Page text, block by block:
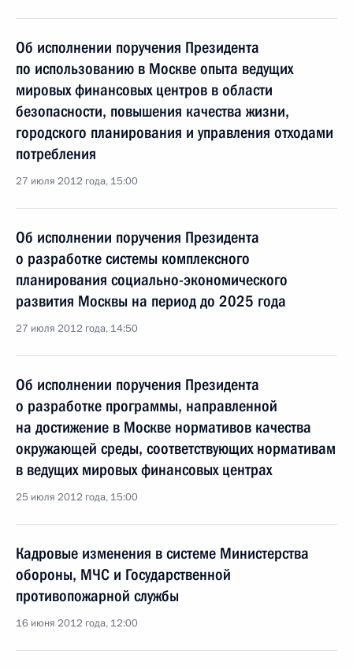
Об исполнении поручения Президента
по использованию в Москве опыта ведущих
мировых финансовых центров в области
безопасности, повышения качества жизни,
городского планирования и управления отходами
потребления
27 июля 2012 года, 15:00
Об исполнении поручения Президента
о разработке системы комплексного
планирования социально-экономического
развития Москвы на период до 2025 года
27 июля 2012 года, 14:50
Об исполнении поручения Президента
о разработке программы, направленной
на достижение в Москве нормативов качества
окружающей среды, соответствующих нормативам
в ведущих мировых финансовых центрах
25 июля 2012 года, 15:00
Кадровые изменения в системе Министерства
обороны, МЧС и Государственной
противопожарной службы
16 июня 2012 года, 12:00